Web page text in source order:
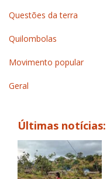
Questões da terra
Quilombolas
Movimento popular
Geral
Últimas notícias: